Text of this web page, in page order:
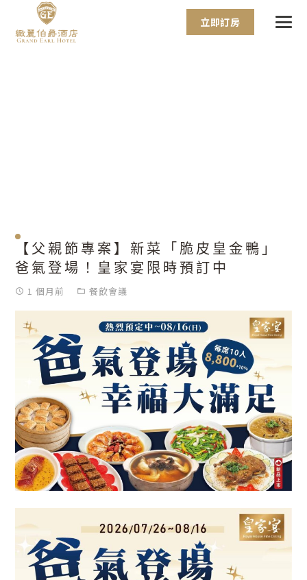
立即訂房
【父親節專案】新菜「脆皮皇金鴨」
爸氣登場！皇家宴限時預訂中
access_time 1 個月前 folder_open 餐飲會議